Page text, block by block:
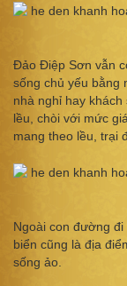
Đảo Điệp Sơn vẫn
sống chủ yếu bằng
nhà nghỉ hay
lều, chòi với mức
mang theo lều, trại
Ngoài con đường
biển cũng là địa
sống ảo.